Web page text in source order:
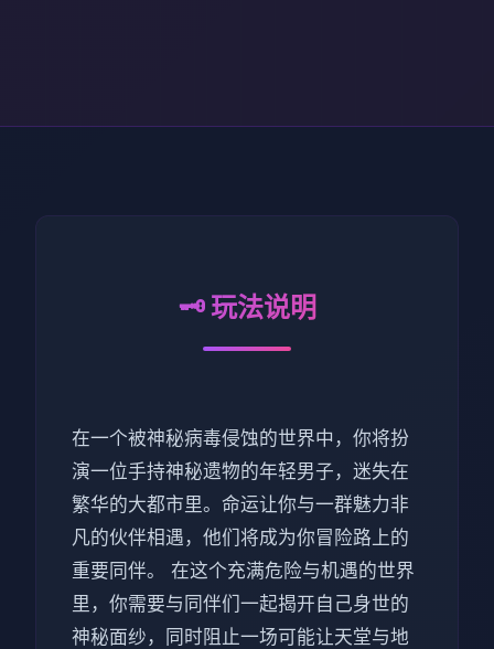
🗝️ 玩法说明
在一个被神秘病毒侵蚀的世界中，你将扮
演一位手持神秘遗物的年轻男子，迷失在
繁华的大都市里。命运让你与一群魅力非
凡的伙伴相遇，他们将成为你冒险路上的
重要同伴。 在这个充满危险与机遇的世界
里，你需要与同伴们一起揭开自己身世的
神秘面纱，同时阻止一场可能让天堂与地